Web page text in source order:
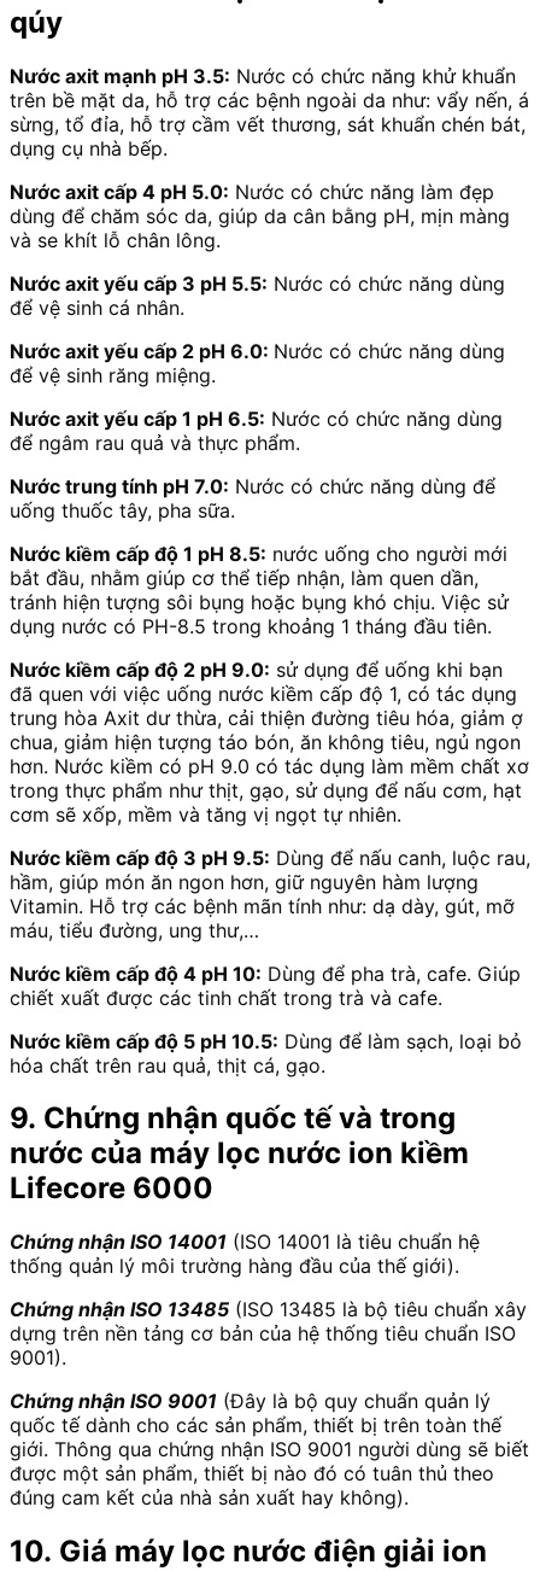
qúy
Nước axit mạnh pH 3.5: Nước có chức năng khử khuẩn
trên bề mặt da, hỗ trợ các bệnh ngoài da như: vẩy nến, á
sừng, tổ đỉa, hỗ trợ cầm vết thương, sát khuẩn chén bát,
dụng cụ nhà bếp.
Nước axit cấp 4 pH 5.0: Nước có chức năng làm đẹp
dùng để chăm sóc da, giúp da cân bằng pH, mịn màng
và se khít lỗ chân lông.
Nước axit yếu cấp 3 pH 5.5: Nước có chức năng dùng
để vệ sinh cá nhân.
Nước axit yếu cấp 2 pH 6.0: Nước có chức năng dùng
để vệ sinh răng miệng.
Nước axit yếu cấp 1 pH 6.5: Nước có chức năng dùng
để ngâm rau quả và thực phẩm.
Nước trung tính pH 7.0: Nước có chức năng dùng để
uống thuốc tây, pha sữa.
Nước kiềm cấp độ 1 pH 8.5: nước uống cho người mới
bắt đầu, nhằm giúp cơ thể tiếp nhận, làm quen dần,
tránh hiện tượng sôi bụng hoặc bụng khó chịu. Việc sử
dụng nước có PH-8.5 trong khoảng 1 tháng đầu tiên.
Nước kiềm cấp độ 2 pH 9.0: sử dụng để uống khi bạn
đã quen với việc uống nước kiềm cấp độ 1, có tác dụng
trung hòa Axit dư thừa, cải thiện đường tiêu hóa, giảm ợ
chua, giảm hiện tượng táo bón, ăn không tiêu, ngủ ngon
hơn. Nước kiềm có pH 9.0 có tác dụng làm mềm chất xơ
trong thực phẩm như thịt, gạo, sử dụng để nấu cơm, hạt
cơm sẽ xốp, mềm và tăng vị ngọt tự nhiên.
Nước kiềm cấp độ 3 pH 9.5: Dùng để nấu canh, luộc rau,
hầm, giúp món ăn ngon hơn, giữ nguyên hàm lượng
Vitamin. Hỗ trợ các bệnh mãn tính như: dạ dày, gút, mỡ
máu, tiểu đường, ung thư,…
Nước kiềm cấp độ 4 pH 10: Dùng để pha trà, cafe. Giúp
chiết xuất được các tinh chất trong trà và cafe.
Nước kiềm cấp độ 5 pH 10.5: Dùng để làm sạch, loại bỏ
hóa chất trên rau quả, thịt cá, gạo.
9. Chứng nhận quốc tế và trong
nước của máy lọc nước ion kiềm
Lifecore 6000
Chứng nhận ISO 14001 (ISO 14001 là tiêu chuẩn hệ
thống quản lý môi trường hàng đầu của thế giới).
Chứng nhận ISO 13485 (ISO 13485 là bộ tiêu chuẩn xây
dựng trên nền tảng cơ bản của hệ thống tiêu chuẩn ISO
9001).
Chứng nhận ISO 9001 (Đây là bộ quy chuẩn quản lý
quốc tế dành cho các sản phẩm, thiết bị trên toàn thế
giới. Thông qua chứng nhận ISO 9001 người dùng sẽ biết
được một sản phẩm, thiết bị nào đó có tuân thủ theo
đúng cam kết của nhà sản xuất hay không).
10. Giá máy lọc nước điện giải ion